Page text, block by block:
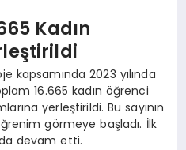
Kadın
kapsamında 2023 yılında
16.665 kadın öğrenci
yerleştirildi. Bu sayının
görmeye başladı. İlk
da devam etti.